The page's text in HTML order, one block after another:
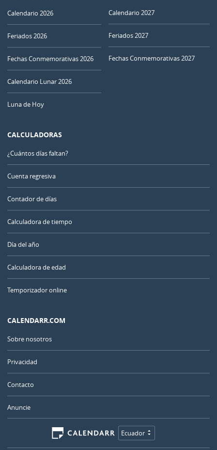
Calendario 2026
Feriados 2026
Fechas Conmemorativas 2026
Calendario Lunar 2026
Luna de Hoy
Calendario 2027
Feriados 2027
Fechas Conmemorativas 2027
CALCULADORAS
¿Cuántos días faltan?
Cuenta regresiva
Contador de días
Calculadora de tiempo
Día del año
Calculadora de edad
Temporizador online
CALENDARR.COM
Sobre nosotros
Privacidad
Contacto
Anuncie
Ecuador